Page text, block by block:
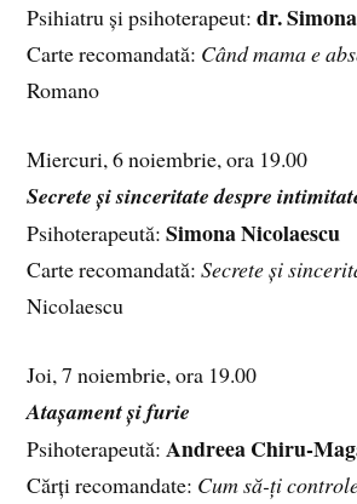
Psihiatru și psihoterapeut:dr.
Carte recomandată: Când mama e
Romano
Miercuri, 6 noiembrie, ora 19.00
Secrete și sinceritate despre
Psihoterapeută:Simona Nicolaescu
Carte recomandată:Secrete și
Nicolaescu
Joi, 7 noiembrie, ora 19.00
Atașament și furie
Psihoterapeută:Andreea Chiru-
Cărți recomandate: Cum să-ți